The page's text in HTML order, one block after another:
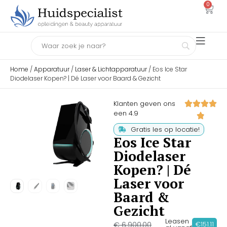
0
Home /Apparatuur/ Laser & Lichtapparatuur/ Eos Ice Star
Diodelaser Kopen? | Dé Laser voor Baard & Gezicht
Klanten geven ons
een 4.9
Gratis les op locatie!
Eos Ice Star
Diodelaser
Kopen? | Dé
Laser voor
Baard &
Gezicht
€6.900,00 Leasen
€151.11